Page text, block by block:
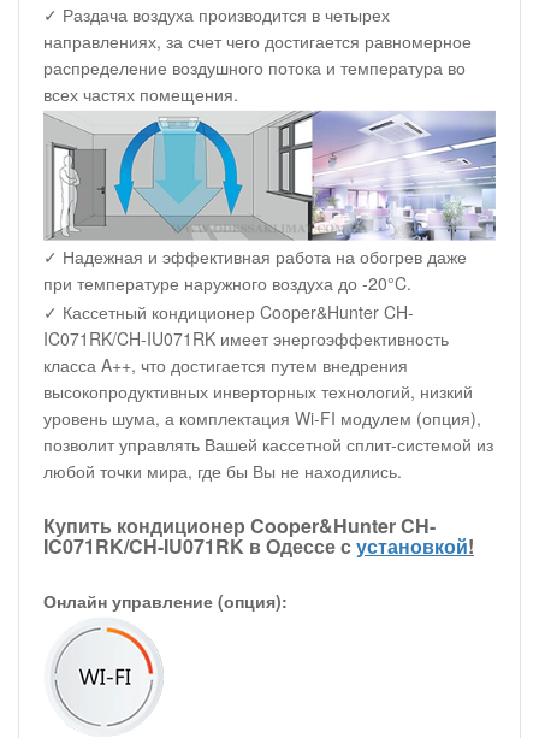
✓ Раздача воздуха производится в четырех
направлениях, за счет чего достигается равномерное
распределение воздушного потока и температура во
всех частях помещения.
✓ Надежная и эффективная работа на обогрев даже
при температуре наружного воздуха до -20°C.
✓ Кассетный кондиционер Cooper&Hunter CH-
IC071RK/CH-IU071RK имеет энергоэффективность
класса A++, что достигается путем внедрения
высокопродуктивных инверторных технологий, низкий
уровень шума, а комплектация Wi-FI модулем (опция),
позволит управлять Вашей кассетной сплит-системой из
любой точки мира, где бы Вы не находились.
Купить кондиционер Cooper&Hunter CH-
IC071RK/CH-IU071RK в Одессе сустановкой!
Онлайн управление (опция):